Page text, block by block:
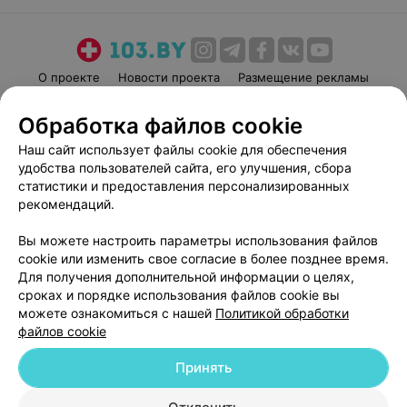
О проекте Новости проекта
Размещение рекламы
Пользовательское соглашение
Способы оплаты
Вакансии
Партнеры
Написать руководителю 103.by
Обработка персональных данных
© 2026 ООО «Артокс Лаб», УНП 191700409
| 220012, Республика Беларусь,
г. Минск, улица Толбухина, 2, пом. 16 | help@103.by
Обработка файлов cookie
Наш сайт использует файлы cookie для обеспечения
удобства пользователей сайта, его улучшения, сбора
статистики и предоставления персонализированных
рекомендаций.
Вы можете настроить параметры использования файлов
cookie или изменить свое согласие в более позднее время.
Для получения дополнительной информации о целях,
сроках и порядке использования файлов cookie вы
можете ознакомиться с нашей Политикой обработки
файлов cookie
Принять